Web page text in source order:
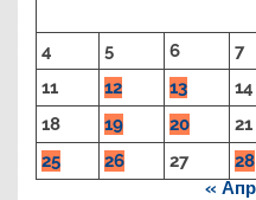
4
5 6 7
11
12 13 14
18
19 20 21
25
26 27 28
« Апр